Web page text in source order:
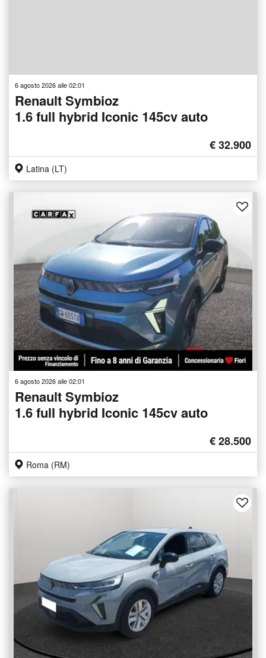
6 agosto 2026 alle 02:01
Renault Symbioz
1.6 full hybrid Iconic 145cv auto
€ 32.900
Latina (LT)
6 agosto 2026 alle 02:01
Renault Symbioz
1.6 full hybrid Iconic 145cv auto
€ 28.500
Roma (RM)